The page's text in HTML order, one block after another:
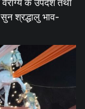
वैराग्य के उपदेश तथा
श्रद्धालु भाव-